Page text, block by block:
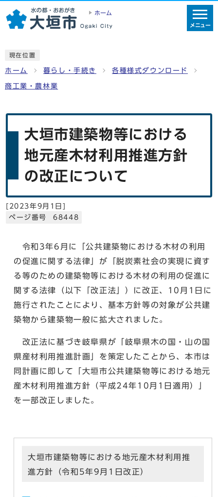
ホーム
メニュー
現在位置
ホーム 暮らし・手続き 各種様式ダウンロード
商工業・農林業
大垣市建築物等における
地元産木材利用推進方針
の改正について
[ 2023年9月1日]
ページ番号 68448
令和3年6月に「公共建築物における木材の利用
の促進に関する法律」が「脱炭素社会の実現に資す
る等のための建築物等における木材の利用の促進に
関する法律（以下「改正法」）に改正、10月1日に
施行されたことにより、基本方針等の対象が公共建
築物から建築物一般に拡大されました。
改正法に基づき岐阜県が「岐阜県木の国・山の国
県産材利用推進計画」を策定したことから、本市は
同計画に即して「大垣市公共建築物等における地元
産木材利用推進方針（平成24年10月1日適用）」
を一部改正しました。
大垣市建築物等における地元産木材利用推
進方針（令和5年9月1日改正）